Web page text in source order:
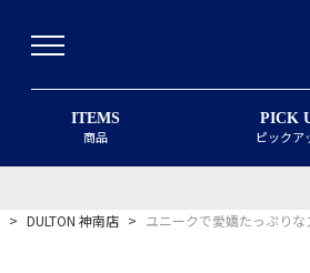
ITEMS
商品
PICK
ピックア
> DULTON 神南店 > ユニークで愛嬌たっぷりな